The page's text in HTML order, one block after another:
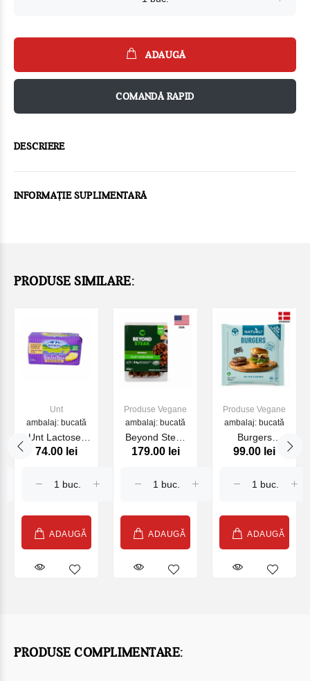
ADAUGĂ
COMANDĂ RAPID
DESCRIERE
INFORMAȚIE SUPLIMENTARĂ
PRODUSE SIMILARE:
Unt
ambalaj: bucată
Unt Lactose-
Free
250 g
74.00 lei
ADAUGĂ
Produse Vegane
ambalaj: bucată
Beyond Steak
Pieces 160g
179.00 lei
ADAUGĂ
Produse Vegane
ambalaj: bucată
Burgers
NATURLI 320g
99.00 lei
ADAUGĂ
PRODUSE COMPLIMENTARE: